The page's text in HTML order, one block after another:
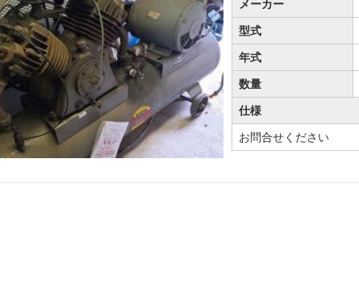
メーカー
型式
年式
数量
仕様
お問合せください